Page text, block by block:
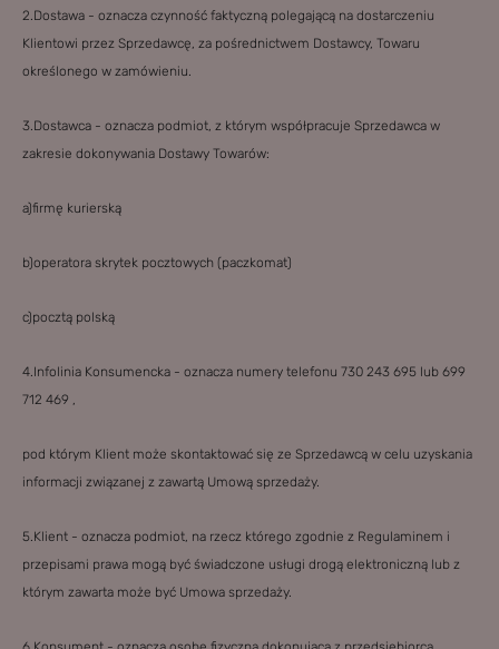
2.Dostawa - oznacza czynność faktyczną polegającą na dostarczeniu
Klientowi przez Sprzedawcę, za pośrednictwem Dostawcy, Towaru
określonego w zamówieniu.
3.Dostawca - oznacza podmiot, z którym współpracuje Sprzedawca w
zakresie dokonywania Dostawy Towarów:
a)firmę kurierską
b)operatora skrytek pocztowych (paczkomat)
c)pocztą polską
4.Infolinia Konsumencka - oznacza numery telefonu 730 243 695 lub 699
712 469 ,
pod którym Klient może skontaktować się ze Sprzedawcą w celu uzyskania
informacji związanej z zawartą Umową sprzedaży.
5.Klient - oznacza podmiot, na rzecz którego zgodnie z Regulaminem i
przepisami prawa mogą być świadczone usługi drogą elektroniczną lub z
którym zawarta może być Umowa sprzedaży.